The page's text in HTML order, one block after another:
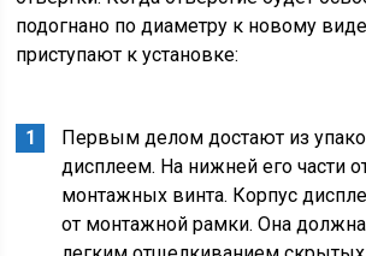
подогнано по диаметру к новому
приступают к установке:
Первым делом достают из
дисплеем. На нижней его части
монтажных винта. Корпус
от монтажной рамки. Она должна